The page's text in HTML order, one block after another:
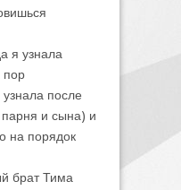
я узнала
пор
после
парня и сына) и
на порядок
брат Тима